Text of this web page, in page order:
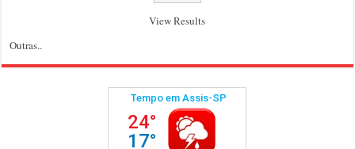
View Results
Outras..